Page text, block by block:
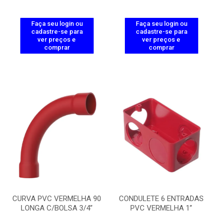
Faça seu login ou
cadastre-se para
ver preços e
comprar
Faça seu login ou
cadastre-se para
ver preços e
comprar
CURVA PVC VERMELHA 90
LONGA C/BOLSA 3/4”
CONDULETE 6 ENTRADAS
PVC VERMELHA 1”